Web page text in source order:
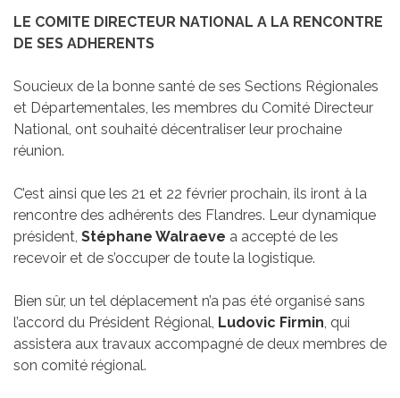
LE COMITE DIRECTEUR NATIONAL A LA RENCONTRE
DE SES ADHERENTS
Soucieux de la bonne santé de ses Sections Régionales
et Départementales, les membres du Comité Directeur
National, ont souhaité décentraliser leur prochaine
réunion.
C’est ainsi que les 21 et 22 février prochain, ils iront à la
rencontre des adhérents des Flandres. Leur dynamique
président, Stéphane Walraeve a accepté de les
recevoir et de s’occuper de toute la logistique.
Bien sûr, un tel déplacement n’a pas été organisé sans
l’accord du Président Régional, Ludovic Firmin qui
assistera aux travaux accompagné de deux membres de
son comité régional.